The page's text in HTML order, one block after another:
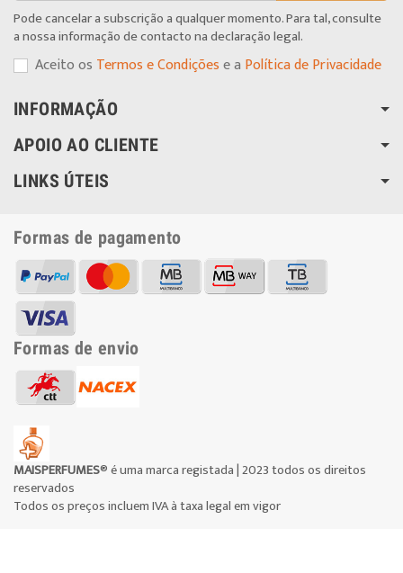
Pode cancelar a subscrição a qualquer momento. Para tal, consulte
a nossa informação de contacto na declaração legal.
Aceito os Termos e Condiçõese a Política de Privacidade
INFORMAÇÃO
APOIO AO CLIENTE
LINKS ÚTEIS
Formas de pagamento
Formas de envio
MAISPERFUMES® é uma marca registada | 2023 todos os direitos
reservados
Todos os preços incluem IVA à taxa legal em vigor